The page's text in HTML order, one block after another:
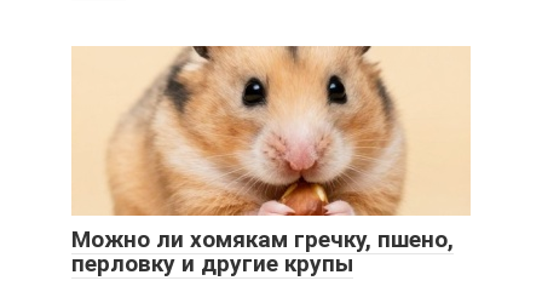
Можно ли хомякам гречку, пшено,
перловку и другие крупы